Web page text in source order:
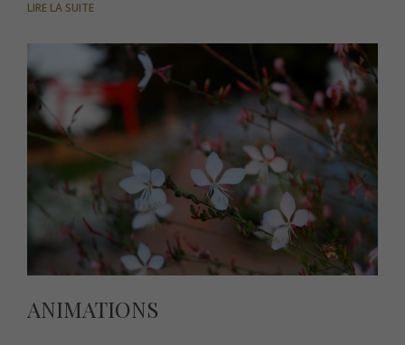
LIRE LA SUITE
ANIMATIONS